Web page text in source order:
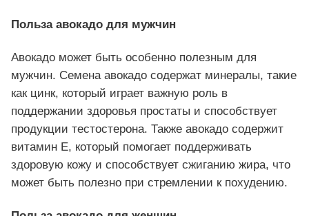
Польза авокадо для мужчин
Авокадо может быть особенно полезным для
мужчин. Семена авокадо содержат минералы, такие
как цинк, который играет важную роль в
поддержании здоровья простаты и способствует
продукции тестостерона. Также авокадо содержит
витамин Е, который помогает поддерживать
здоровую кожу и способствует сжиганию жира, что
может быть полезно при стремлении к похудению.